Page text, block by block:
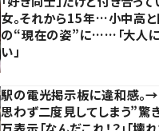
女。それから15年…小中高
の“現在の姿”に……「大人に
い」
駅の電光掲示板に違和感。
思わず二度見してしまう”驚